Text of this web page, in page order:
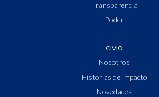
Transparencia
Poder
CIVIO
Nosotros
Historias de impacto
Novedades